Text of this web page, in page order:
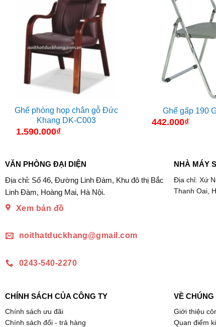
Ghế phòng họp chân gỗ Đức
Khang DK-C003
1.590.000₫
Ghế gấp 190
442.000₫
VĂN PHÒNG ĐẠI DIỆN
Địa chỉ: Số 46, Đường Linh Đàm, Khu đô thị Bắc
Linh Đàm, Hoàng Mai, Hà Nội.
Xem bản đồ
noithatduckhang@gmail.com
0243-540-2270
NHÀ MÁY
Địa chỉ: Xứ
Thanh Oai,
CHÍNH SÁCH CỦA CÔNG TY
Chính sách ưu đãi
Chính sách đổi - trả hàng
VỀ CHÚNG
Giới thiệu
Quan điểm